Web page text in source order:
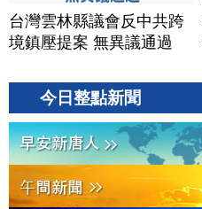
台灣雲林縣議會反中共跨
境鎮壓提案 無異議通過
今日整點新聞